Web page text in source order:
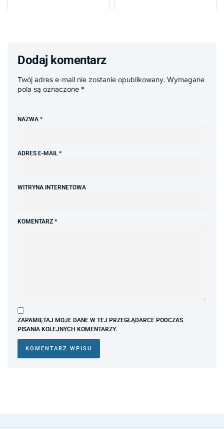
Dodaj komentarz
Twój adres e-mail nie zostanie opublikowany. Wymagane
pola są oznaczone *
NAZWA *
ADRES E-MAIL *
WITRYNA INTERNETOWA
KOMENTARZ *
ZAPAMIĘTAJ MOJE DANE W TEJ PRZEGLĄDARCE PODCZAS
PISANIA KOLEJNYCH KOMENTARZY.